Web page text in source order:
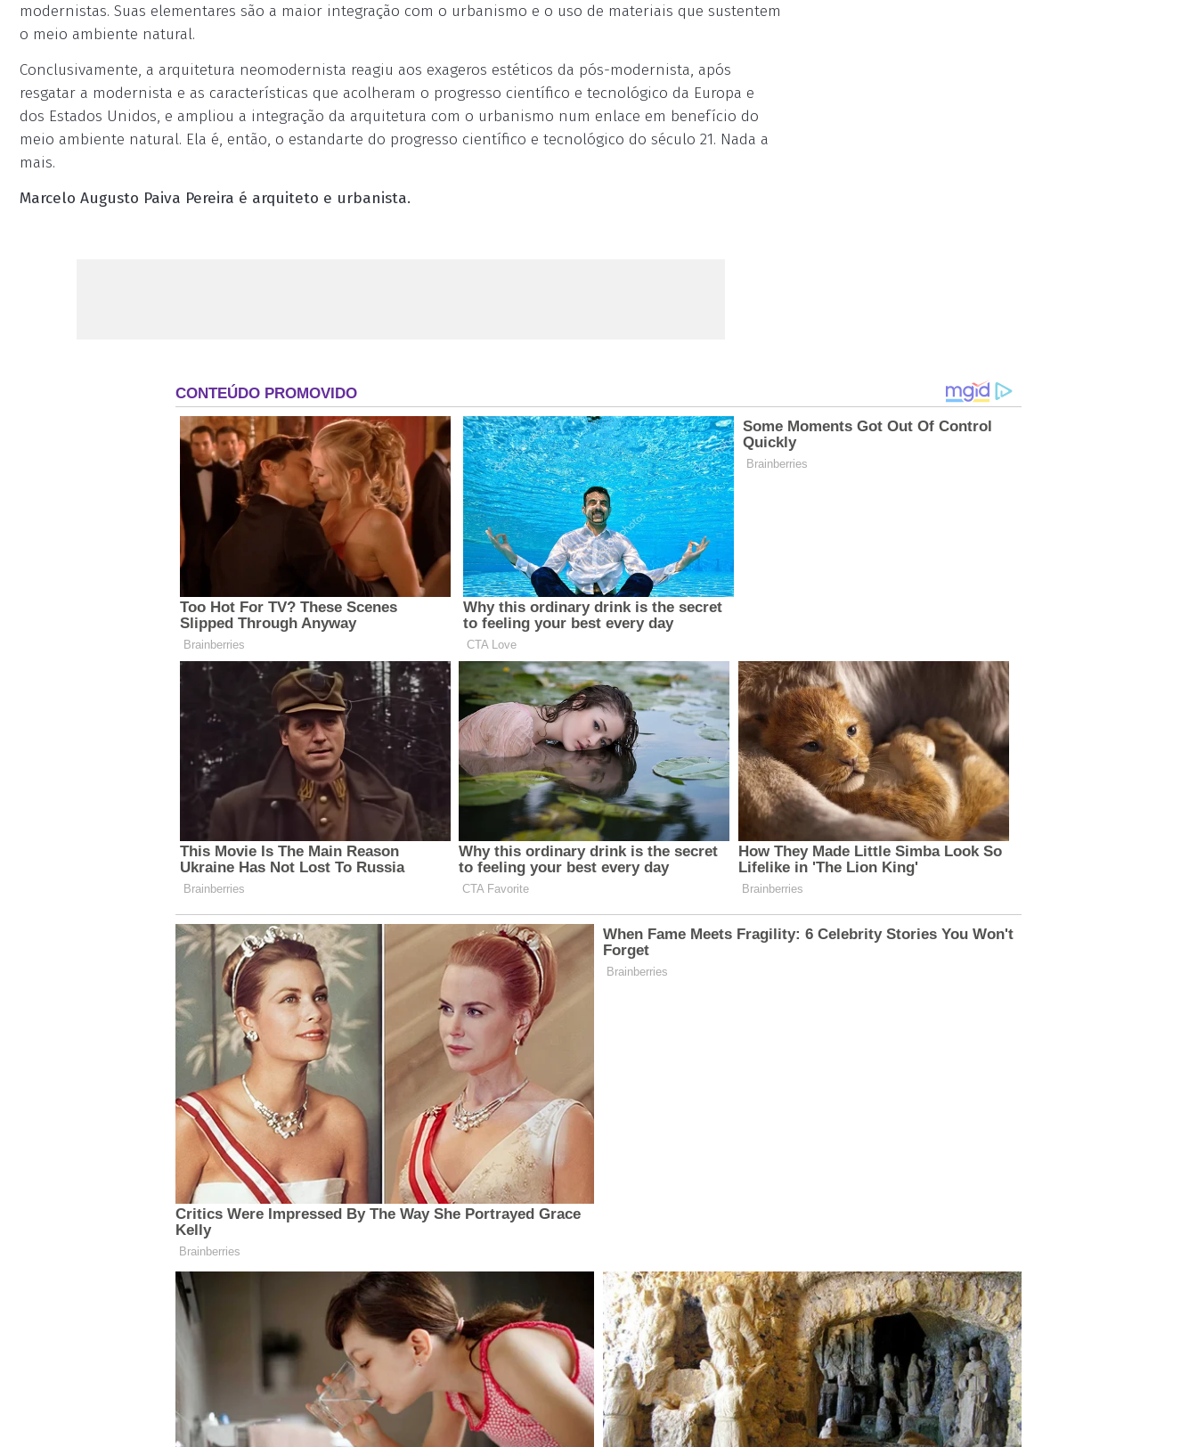
modernistas. Suas elementares são a maior integração com o urbanismo e o uso de materiais que sustentem
o meio ambiente natural.
Conclusivamente, a arquitetura neomodernista reagiu aos exageros estéticos da pós-modernista, após
resgatar a modernista e as características que acolheram o progresso científico e tecnológico da Europa e
dos Estados Unidos, e ampliou a integração da arquitetura com o urbanismo num enlace em benefício do
meio ambiente natural. Ela é, então, o estandarte do progresso científico e tecnológico do século 21. Nada a
mais.
Marcelo Augusto Paiva Pereira é arquiteto e urbanista.